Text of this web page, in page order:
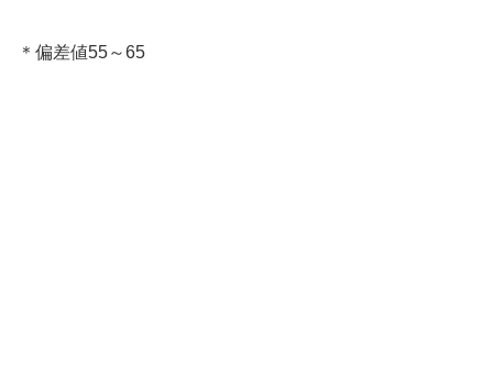
＊偏差値55～65